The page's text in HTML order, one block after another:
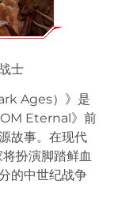
士
Ages）》是
Eternal》前
故事。在现代
扮演脚踏鲜血
的中世纪战争